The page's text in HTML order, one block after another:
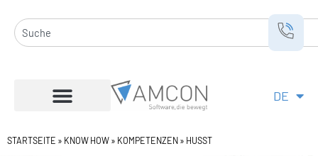
Inhalt
springen
Suche
DE
EN
STARTSEITE » KNOW HOW » KOMPETENZEN » HUSST